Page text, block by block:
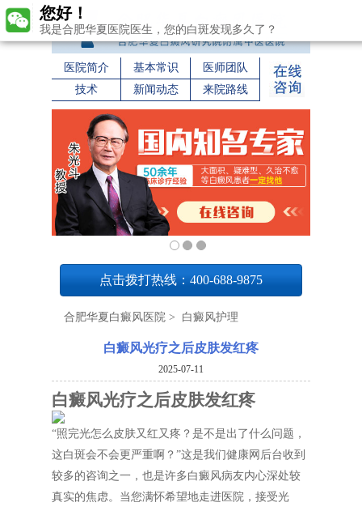
医院简介 基本常识
医师团队
技术
新闻动态 来院路线
点击拨打热线：400-688-9875
合肥华夏白癜风医院 > 白癜风护理
白癜风光疗之后皮肤发红疼
2025-07-11
白癜风光疗之后皮肤发红疼
“照完光怎么皮肤又红又疼？是不是出了什么问题，
这白斑会不会更严重啊？”这是我们健康网后台收到
较多的咨询之一，也是许多白癜风病友内心深处较
真实的焦虑。当您满怀希望地走进医院，接受光
您好！
我是合肥华夏医院医生，您的白斑发现多久了？